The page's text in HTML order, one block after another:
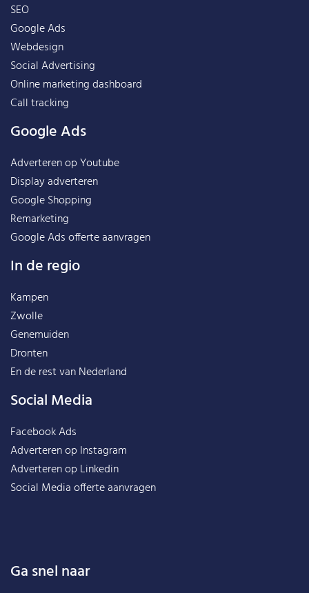
SEO
Google Ads
Webdesign
Social Advertising
Online marketing dashboard
Call tracking
Google Ads
Adverteren op Youtube
Display adverteren
Google Shopping
Remarketing
Google Ads offerte aanvragen
In de regio
Kampen
Zwolle
Genemuiden
Dronten
En de rest vanNederland
Social Media
Facebook Ads
Adverteren op Instagram
Adverteren op Linkedin
Social Media offerte aanvragen
Ga snel naar